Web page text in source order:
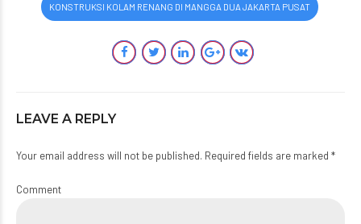
KONSTRUKSI KOLAM RENANG DI MANGGA DUA JAKARTA PUSAT
LEAVE A REPLY
Your email address will not be published. Required fields are marked *
Comment